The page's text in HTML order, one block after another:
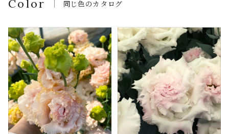
Color 同じ色のカタログ